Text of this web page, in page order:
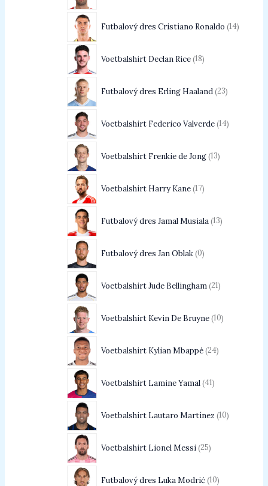
Futbalový dres Cristiano Ronaldo 14
Voetbalshirt Declan Rice 18
Futbalový dres Erling Haaland 23
Voetbalshirt Federico Valverde 14
Voetbalshirt Frenkie de Jong 13
Voetbalshirt Harry Kane 17
Futbalový dres Jamal Musiala 13
Futbalový dres Jan Oblak 0
Voetbalshirt Jude Bellingham 21
Voetbalshirt Kevin De Bruyne 10
Voetbalshirt Kylian Mbappé 24
Voetbalshirt Lamine Yamal 41
Voetbalshirt Lautaro Martínez 10
Voetbalshirt Lionel Messi 25
Futbalový dres Luka Modrić 10